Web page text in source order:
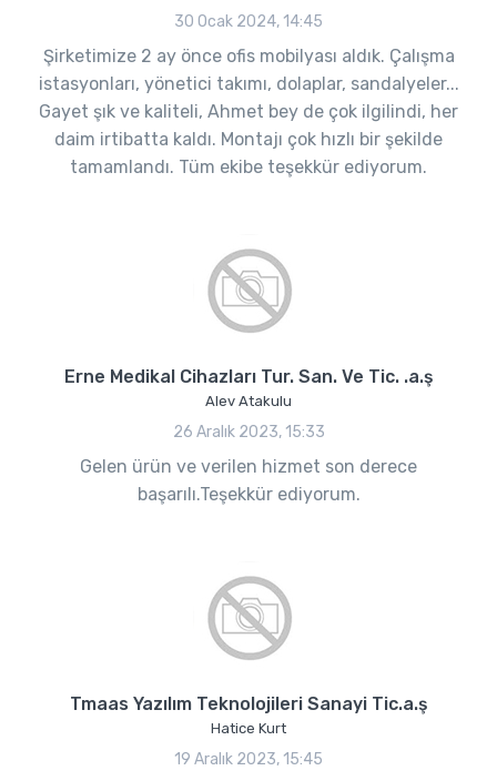
30 Ocak 2024, 14:45
Şirketimize 2 ay önce ofis mobilyası aldık. Çalışma
istasyonları, yönetici takımı, dolaplar, sandalyeler...
Gayet şık ve kaliteli, Ahmet bey de çok ilgilindi, her
daim irtibatta kaldı. Montajı çok hızlı bir şekilde
tamamlandı. Tüm ekibe teşekkür ediyorum.
Erne Medikal Cihazları Tur. San. Ve Tic. .a.ş
Alev Atakulu
26 Aralık 2023, 15:33
Gelen ürün ve verilen hizmet son derece
başarılı.Teşekkür ediyorum.
Tmaas Yazılım Teknolojileri Sanayi Tic.a.ş
Hatice Kurt
19 Aralık 2023, 15:45